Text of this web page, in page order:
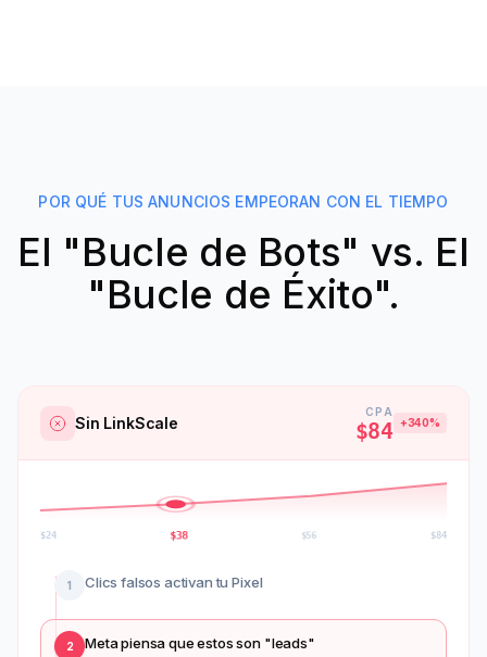
POR QUÉ TUS ANUNCIOS EMPEORAN CON EL TIEMPO
El "Bucle de Bots" vs. El
"Bucle de Éxito".
Sin LinkScale
CPA
$84 +340%
$24 $38 $56 $ 84
1 Clics falsos activan tu Pixel
2 Meta piensa que estos son "leads"